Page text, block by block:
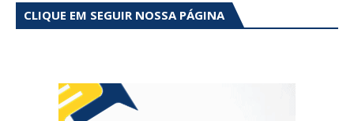
CLIQUE EM SEGUIR NOSSA PÁGINA